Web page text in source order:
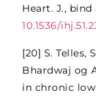
Heart. J., bind
10.1536/
[20] S. Telles,
Bhardwaj og
in chronic